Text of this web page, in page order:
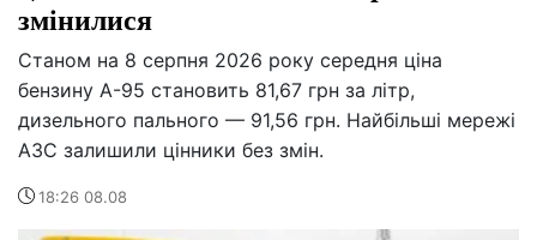
змінилися
Станом на 8 серпня 2026 року середня ціна
бензину А-95 становить 81,67 грн за літр,
дизельного пального — 91,56 грн. Найбільші мережі
АЗС залишили цінники без змін.
18:26 08.08